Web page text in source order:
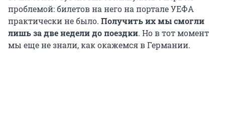
проблемой: билетов на него на портале УЕФА
практически не было. Получить их мы смогли
лишь за две недели до поездки. Но в тот момент
мы еще не знали, как окажемся в Германии.